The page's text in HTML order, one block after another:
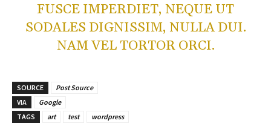
FUSCE IMPERDIET, NEQUE UT
SODALES DIGNISSIM, NULLA DUI.
NAM VEL TORTOR ORCI.
SOURCE
Post Source
VIA
Google
TAGS
art test wordpress